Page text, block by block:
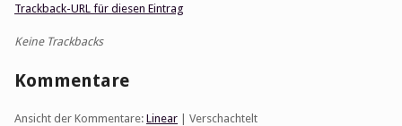
Trackback-URL für diesen Eintrag
Keine Trackbacks
Kommentare
Ansicht der Kommentare: Linear | Verschachtelt